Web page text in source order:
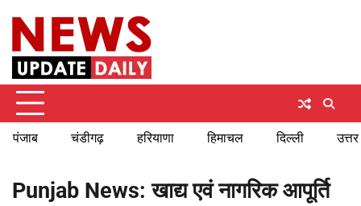
content
पंजाब चंडीगढ़ हरियाणा हिमाचल दिल्ली
Punjab News: खाद्य एवं नागरिक आपूर्ति